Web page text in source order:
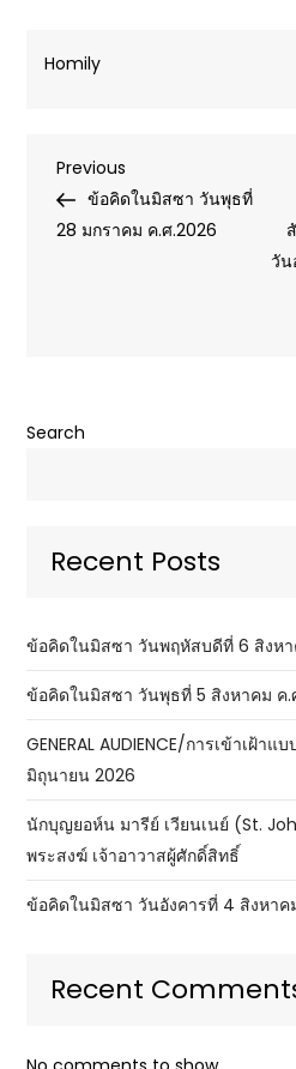
Homily
Post
navigation
Previous
Post
Previous
ข้อคิดในมิสซา วันพุธที่
28 มกราคม ค.ศ.2026
วัน
Search
Recent Posts
ข้อคิดในมิสซา วันพฤหัสบดีที่ 6 สิงห
ข้อคิดในมิสซา วันพุธที่ 5 สิงหาคม ค.
GENERAL AUDIENCE/การเข้าเฝ้า
มิถุนายน 2026
นักบุญยอห์น มารีย์ เวียนเนย์ (St.
พระสงฆ์ เจ้าอาวาสผู้ศักดิ์สิทธิ์
ข้อคิดในมิสซา วันอังคารที่ 4 สิงหาค
Recent